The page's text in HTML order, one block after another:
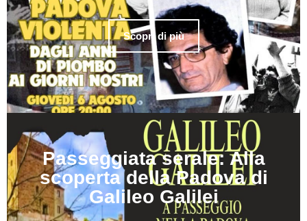
Scopri di più
Passeggiata serale: Alla
scoperta della Padova di
Galileo Galilei